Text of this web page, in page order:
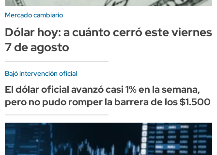
Mercado cambiario
Dólar hoy: a cuánto cerró este viernes
7 de agosto
Bajó intervención oficial
El dólar oficial avanzó casi 1% en la semana,
pero no pudo romper la barrera de los $1.500